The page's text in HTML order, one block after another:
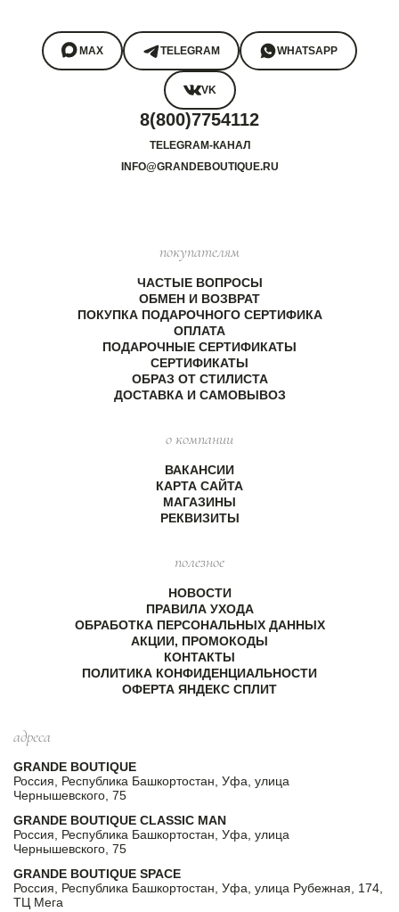
MAX TELEGRAM WHATSAPP
VK
8(800)7754112
TELEGRAM-КАНАЛ
INFO@GRANDEBOUTIQUE.RU
покупателям
ЧАСТЫЕ ВОПРОСЫ
ОБМЕН И ВОЗВРАТ
ПОКУПКА ПОДАРОЧНОГО СЕРТИФИКА
ОПЛАТА
ПОДАРОЧНЫЕ СЕРТИФИКАТЫ
СЕРТИФИКАТЫ
ОБРАЗ ОТ СТИЛИСТА
ДОСТАВКА И САМОВЫВОЗ
о компании
ВАКАНСИИ
КАРТА САЙТА
МАГАЗИНЫ
РЕКВИЗИТЫ
полезное
НОВОСТИ
ПРАВИЛА УХОДА
ОБРАБОТКА ПЕРСОНАЛЬНЫХ ДАННЫХ
АКЦИИ, ПРОМОКОДЫ
КОНТАКТЫ
ПОЛИТИКА КОНФИДЕНЦИАЛЬНОСТИ
ОФЕРТА ЯНДЕКС СПЛИТ
адреса
GRANDE BOUTIQUE
Россия, Республика Башкортостан, Уфа, улица
Чернышевского, 75
GRANDE BOUTIQUE CLASSIC MAN
Россия, Республика Башкортостан, Уфа, улица
Чернышевского, 75
GRANDE BOUTIQUE SPACE
Россия, Республика Башкортостан, Уфа, улица Рубежная, 174,
ТЦ Мега